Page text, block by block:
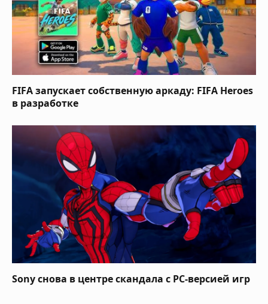
FIFA запускает собственную аркаду: FIFA Heroes
в разработке
Sony снова в центре скандала с PC-версией игр